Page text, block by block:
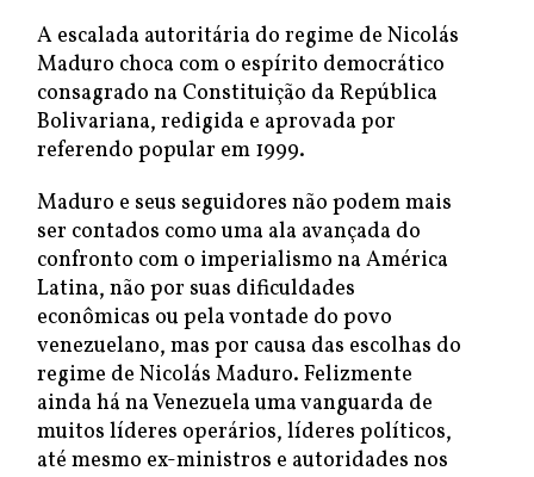
A escalada autoritária do regime de Nicolás
Maduro choca com o espírito democrático
consagrado na Constituição da República
Bolivariana, redigida e aprovada por
referendo popular em 1999.
Maduro e seus seguidores não podem mais
ser contados como uma ala avançada do
confronto com o imperialismo na América
Latina, não por suas dificuldades
econômicas ou pela vontade do povo
venezuelano, mas por causa das escolhas do
regime de Nicolás Maduro. Felizmente
ainda há na Venezuela uma vanguarda de
muitos líderes operários, líderes políticos,
até mesmo ex-ministros e autoridades nos